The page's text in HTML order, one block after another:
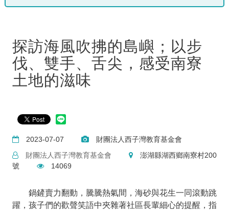
探訪海風吹拂的島嶼；以步
伐、雙手、舌尖，感受南寮
土地的滋味
2023-07-07
財團法人西子灣教育基金會
財團法人西子灣教育基金會
澎湖縣湖西鄉南寮村200
號
14069
鍋鏟賣力翻動，騰騰熱氣間，海砂與花生一同滾動跳
躍，孩子們的歡聲笑語中夾雜著社區長輩細心的提醒，指